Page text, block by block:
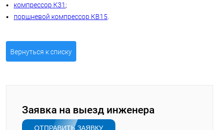
компрессор К31;
поршневой компрессор КВ15.
Вернуться к списку
Заявка на выезд инженера
ОТПРАВИТЬ ЗАЯВКУ